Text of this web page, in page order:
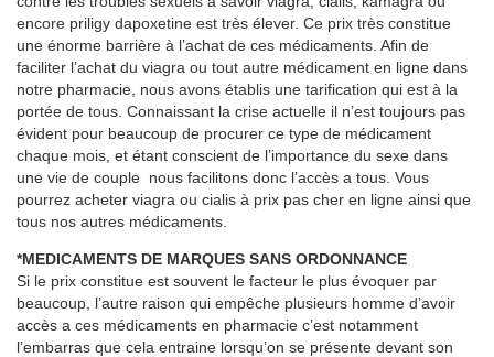
encore priligy dapoxetine est très élever. Ce prix très constitue
une énorme barrière à l’achat de ces médicaments. Afin de
faciliter l’achat du viagra ou tout autre médicament en ligne dans
notre pharmacie, nous avons établis une tarification qui est à la
portée de tous. Connaissant la crise actuelle il n’est toujours pas
évident pour beaucoup de procurer ce type de médicament
chaque mois, et étant conscient de l’importance du sexe dans
une vie de couple nous facilitons donc l’accès a tous. Vous
pourrez acheter viagra ou cialis à prix pas cher en ligne ainsi que
tous nos autres médicaments.
*MEDICAMENTS DE MARQUES SANS ORDONNANCE
Si le prix constitue est souvent le facteur le plus évoquer par
beaucoup, l’autre raison qui empêche plusieurs homme d’avoir
accès a ces médicaments en pharmacie c’est notamment
l’embarras que cela entraine lorsqu’on se présente devant son